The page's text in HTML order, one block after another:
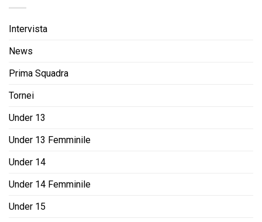
Intervista
News
Prima Squadra
Tornei
Under 13
Under 13 Femminile
Under 14
Under 14 Femminile
Under 15